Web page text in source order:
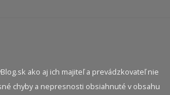
ako aj ich majiteľ a prevádzkovateľ nie
chyby a nepresnosti obsiahnuté v obsahu